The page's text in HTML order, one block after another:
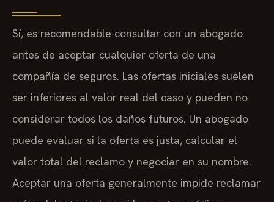
Sí, es recomendable consultar con un abogado
antes de aceptar cualquier oferta de una
compañía de seguros. Las ofertas iniciales suelen
ser inferiores al valor real del caso y pueden no
considerar todos los daños futuros. Un abogado
puede evaluar si la oferta es justa, calcular el
valor total del reclamo y negociar en su nombre.
Aceptar una oferta generalmente impide reclamar